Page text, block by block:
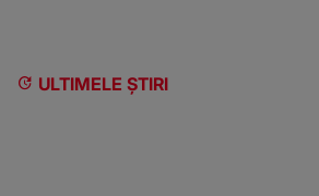
ULTIMELE ȘTIRI